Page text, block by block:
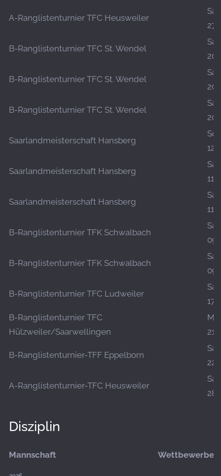
A-Ranglistenturnier TFC Heusweiler
Sa.,
B-Ranglistenturnier TFC St. Wendel
Sa.,
B-Ranglistenturnier TFC St. Wendel
Sa.,
B-Ranglistenturnier TFC St. Wendel
Sa.,
Saarlandmeisterschaft Hansberg
So.,
Saarlandmeisterschaft Hansberg
Sa.,
Saarlandmeisterschaft Hansberg
Sa.,
B-Ranglistenturnier TFK Schwalbach
Sa.,
B-Ranglistenturnier TFK Schwalbach
Sa.,
B-Ranglistenturnier TFC Ludweiler
Sa.,
B-Ranglistenturnier TFC
Hülzweiler/Saarwellingen
B-Ranglistenturnier-TFF Eppelborn
Sa.,
A-Ranglistenturnier-TFC Heusweiler
Sa.,
Disziplin
Mannschaft Wettbewerbe